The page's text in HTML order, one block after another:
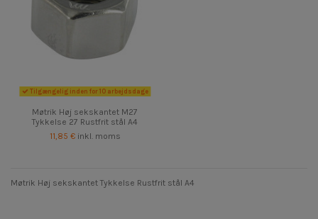
Tilgængelig inden for 10 arbejdsdage
Møtrik Høj sekskantet M27
Tykkelse 27 Rustfrit stål A4
11,85 € inkl. moms
Møtrik Høj sekskantet Tykkelse Rustfrit stål A4